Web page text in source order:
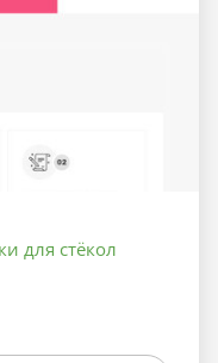
для стёкол